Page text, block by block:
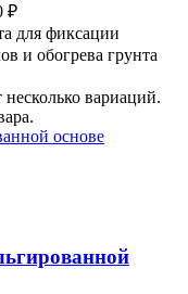
₽
для фиксации
и обогрева грунта
вариаций.